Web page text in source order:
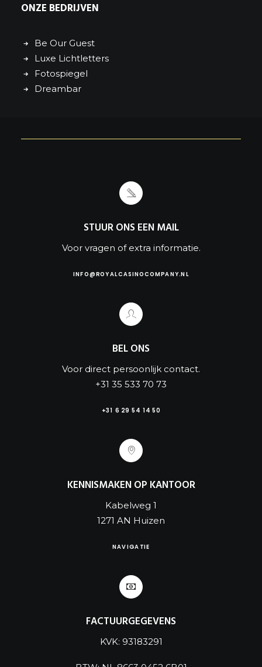
ONZE BEDRIJVEN
Be Our Guest
Luxe Lichtletters
Fotospiegel
Dreambar
STUUR ONS EEN MAIL
Voor vragen of extra informatie.
INFO@ROYALCASINOCOMPANY.NL
BEL ONS
Voor direct persoonlijk contact.
+31 35 533 70 73
+31 6 29 54 14 50
KENNISMAKEN OP KANTOOR
Kabelweg 1
1271 AN Huizen
NAVIGATIE
FACTUURGEGEVENS
KVK: 93183291